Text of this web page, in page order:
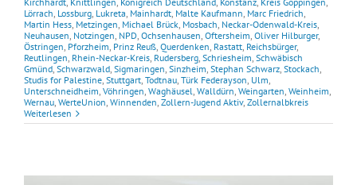
Lörrach, Lossburg, Lukreta, Mainhardt, Malte Kaufmann, Marc Friedrich,
Martin Hess, Metzingen, Michael Brück, Mosbach, Neckar-Odenwald-Kreis,
Neuhausen, Notzingen, NPD, Ochsenhausen, Oftersheim, Oliver Hilburger,
Östringen, Pforzheim, Prinz Reuß, Querdenken, Rastatt, Reichsbürger,
Reutlingen, Rhein-Neckar-Kreis, Rudersberg, Schriesheim, Schwäbisch
Gmünd, Schwarzwald, Sigmaringen, Sinzheim, Stephan Schwarz, Stockach,
Studis for Palestine, Stuttgart, Todtnau, Türk Federayson, Ulm,
Unterschneidheim, Vöhringen, Waghäusel, Walldürn, Weingarten, Weinheim,
Wernau, WerteUnion, Winnenden, Zollern-Jugend Aktiv, Zollernalbkreis
Weiterlesen